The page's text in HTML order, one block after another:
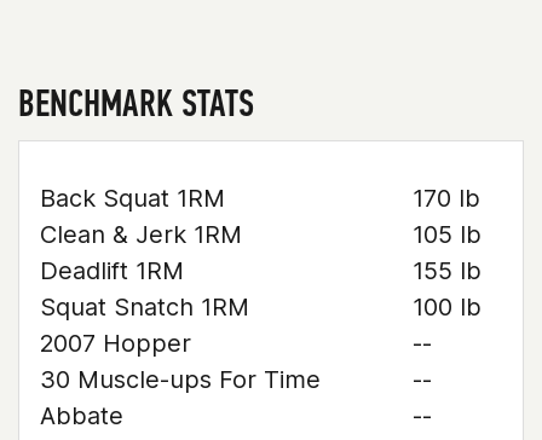
BENCHMARK STATS
Back Squat 1RM
170 lb
Clean & Jerk 1RM
105 lb
Deadlift 1RM
155 lb
Squat Snatch 1RM
100 lb
2007 Hopper
--
30 Muscle-ups For Time
--
Abbate
--